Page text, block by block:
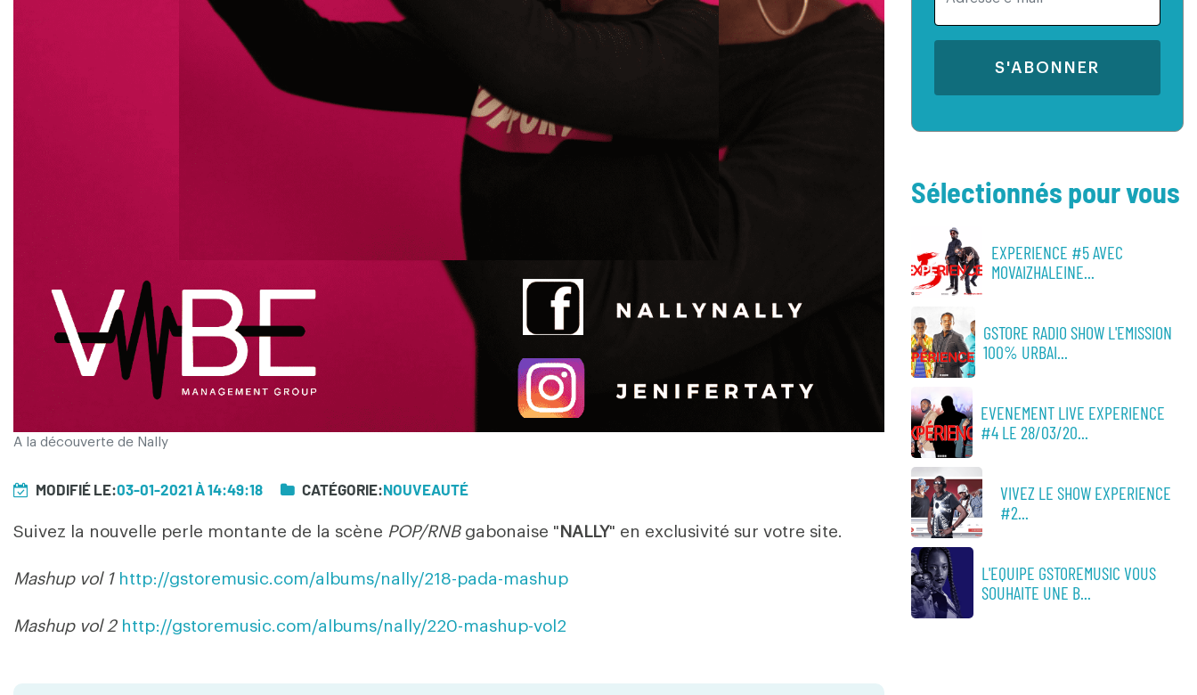
A la découverte de Nally
MODIFIÉ LE:03-01-2021 À 14:49:18 CATÉGORIE:NOUVEAUTÉ
Suivez la nouvelle perle montante de la scène POP/RNBgabonaise "NALLY" en exclusivité sur votre site.
Mashup vol 1 http://gstoremusic.com/albums/nally/218-pada-mashup
Mashup vol 2 http://gstoremusic.com/albums/nally/220-mashup-vol2
S'ABONNER
Sélectionnés pour vous
EXPERIENCE #5 AVEC
MOVAIZHALEINE...
GSTORE RADIO SHOW L'EMISSION
100% URBAI...
EVENEMENT LIVE EXPERIENCE
#4 LE 28/03/20...
VIVEZ LE SHOW EXPERIENCE
#2...
L'EQUIPE GSTOREMUSIC VOUS
SOUHAITE UNE B...